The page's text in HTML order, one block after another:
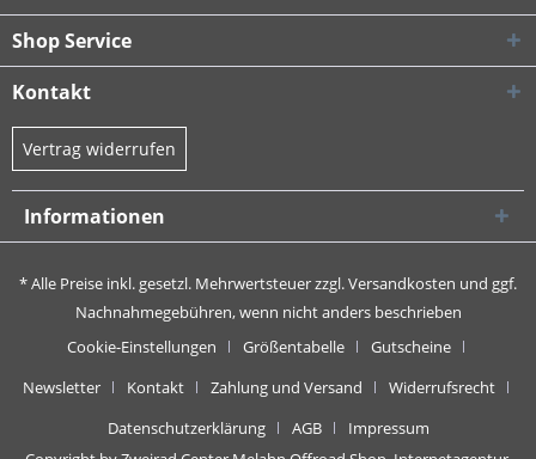
Shop Service
Kontakt
Vertrag widerrufen
Informationen
* Alle Preise inkl. gesetzl. Mehrwertsteuer zzgl.Versandkosten und ggf.
Nachnahmegebühren, wenn nicht anders beschrieben
Cookie-Einstellungen
Größentabelle
Gutscheine
Newsletter
Kontakt Zahlung und Versand
Widerrufsrecht
Datenschutzerklärung
AGB
Impressum